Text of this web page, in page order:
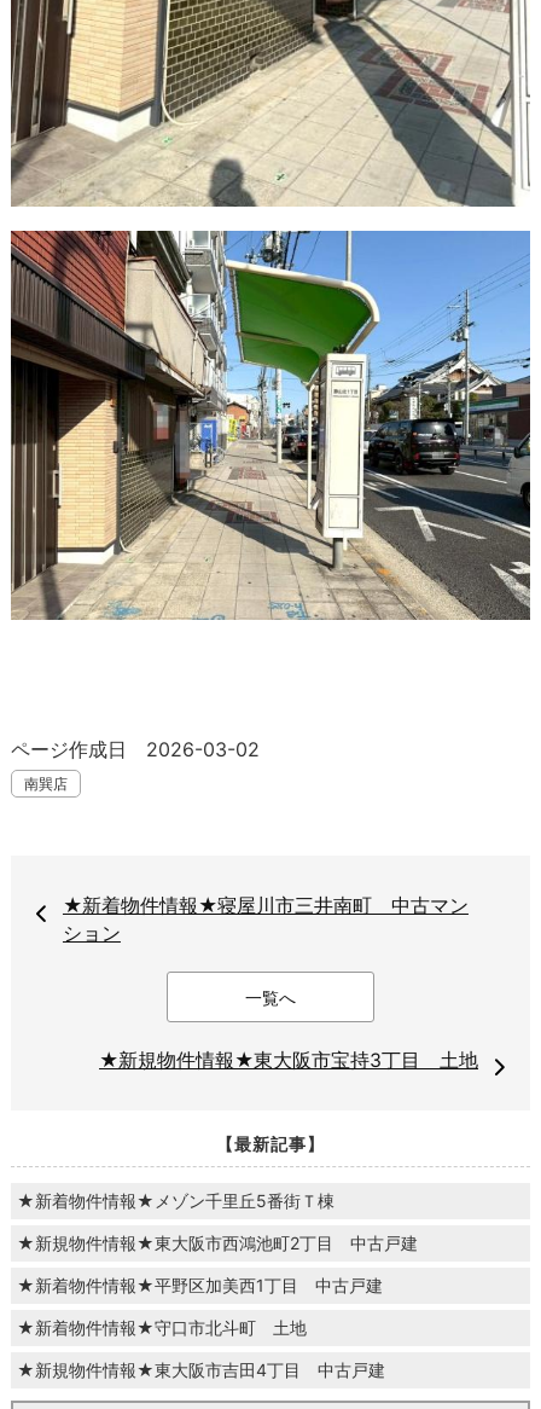
ページ作成日 2026-03-02
南巽店
★新着物件情報★寝屋川市三井南町 中古マン
ション
一覧へ
★新規物件情報★東大阪市宝持3丁目 土地
【最新記事】
★新着物件情報★メゾン千里丘5番街Ｔ棟
★新規物件情報★東大阪市西鴻池町2丁目 中古戸建
★新着物件情報★平野区加美西1丁目 中古戸建
★新着物件情報★守口市北斗町 土地
★新規物件情報★東大阪市吉田4丁目 中古戸建